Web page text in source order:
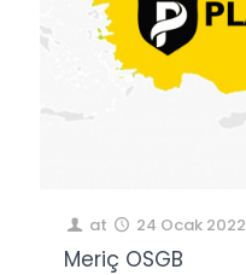
at 24 Ocak 2022
Meriç OSGB